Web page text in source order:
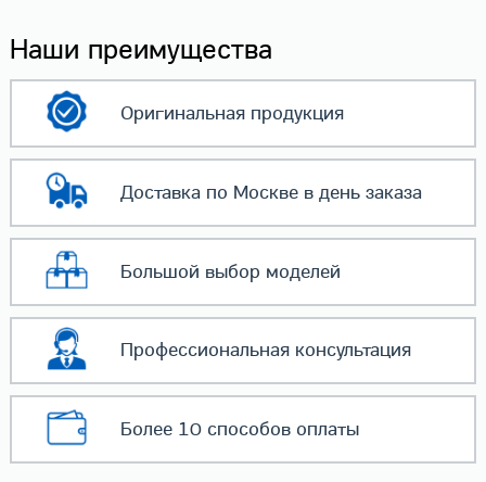
Наши преимущества
Оригинальнаяпродукция
Доставка по Москвев день заказа
Большой выбор моделей
Профессиональнаяконсультация
Более 10 способовоплаты